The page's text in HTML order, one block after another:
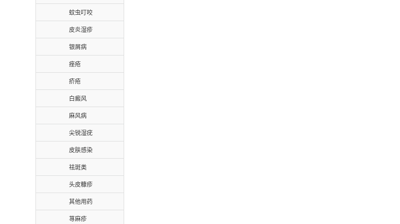
蚊虫叮咬
皮炎湿疹
银屑病
痤疮
疥疮
白癜风
麻风病
尖锐湿疣
皮肤感染
祛斑类
头皮糠疹
其他用药
荨麻疹